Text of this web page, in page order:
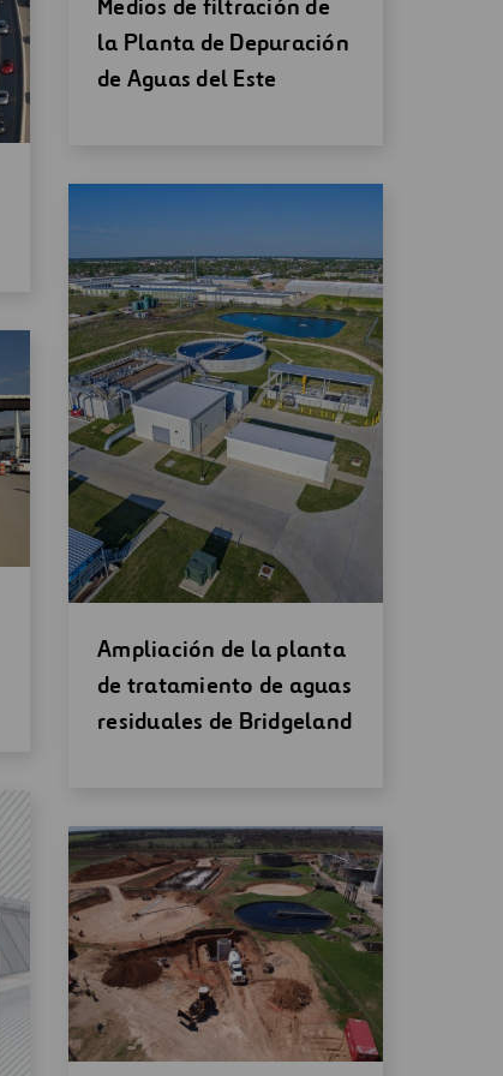
una
nueva
Medios de filtración de
la Planta de Depuración
de Aguas del Este
Abrir
una
nueva
Ampliación de la planta
de tratamiento de aguas
residuales de Bridgeland